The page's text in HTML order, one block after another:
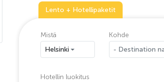
Lento + Hotellipaketit
Mistä
Helsinki
Kohde
- Destination
Hotellin luokitus